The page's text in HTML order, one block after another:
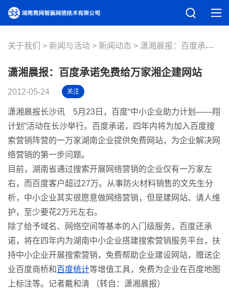
关于我们 新闻与活动 新闻动态 潇湘晨报：百度承诺免费给万家湘企建网站
潇湘晨报：百度承诺免费给万家湘企建网站
2012-05-24 关注
潇湘晨报长沙讯 5月23日，百度“中小企业助力计划——翔
计划”活动在长沙举行。百度承诺，四年内将为加入百度搜
索营销阵营的一万家湖南企业提供免费网站，为企业解决网
络营销的第一步问题。
目前，湖南省通过搜索开展网络营销的企业仅有一万家左
右，而百度客户超过27万。从事防火材料销售的文先生分
析，中小企业其实很愿意做网络营销，但是建网站、请人维
护，至少要花2万元左右。
除了给予域名、网络空间等基本的入门级服务，百度还承
诺，将在四年内为湖南中小企业搭建搜索营销服务平台，扶
持中小企业开展搜索营销，免费帮助企业建设网站，赠送企
业百度商桥和百度统计等增值工具，免费为企业在百度地图
上标注等。记者戴和清 （转自：潇湘晨报）